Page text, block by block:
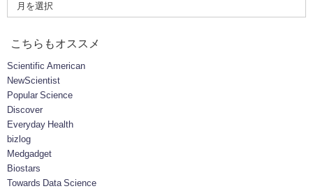
こちらもオススメ
Scientific American
NewScientist
Popular Science
Discover
Everyday Health
bizlog
Medgadget
Biostars
Towards Data Science